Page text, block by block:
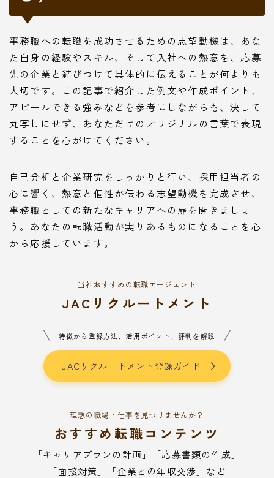
事務職への転職を成功させるための志望動機は、あな
た自身の経験やスキル、そして入社への熱意を、応募
先の企業と結びつけて具体的に伝えることが何よりも
大切です。この記事で紹介した例文や作成ポイント、
アピールできる強みなどを参考にしながらも、決して
丸写しにせず、あなただけのオリジナルの言葉で表現
することを心がけてください。
自己分析と企業研究をしっかりと行い、採用担当者の
心に響く、熱意と個性が伝わる志望動機を完成させ、
事務職としての新たなキャリアへの扉を開きましょ
う。あなたの転職活動が実りあるものになることを心
から応援しています。
当社おすすめの転職エージェント
JACリクルートメント
特徴から登録方法、活用ポイント、評判を解説
JACリクルートメント登録ガイド
理想の職場・仕事を見つけませんか？
おすすめ転職コンテンツ
「キャリアプランの計画」「応募書類の作成」
「面接対策」「企業との年収交渉」など